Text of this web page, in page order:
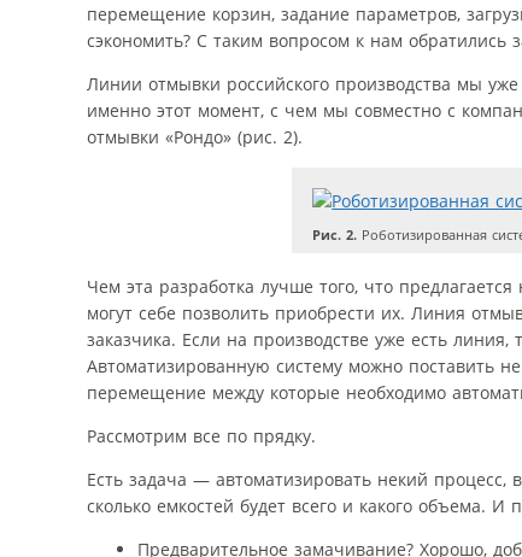
перемещение корзин, задание параметров,
сэкономить? С таким вопросом к нам обратились
Линии отмывки российского производства мы
именно этот момент, с чем мы совместно с
отмывки «Рондо» (рис. 2).
Рис. 2. Роботизированная
Чем эта разработка лучше того, что
могут себе позволить приобрести их. Линия
заказчика. Если на производстве уже есть
Автоматизированную систему можно поставить
перемещение между которые необходимо
Рассмотрим все по прядку.
Есть задача — автоматизировать некий процесс,
сколько емкостей будет всего и какого объема.
Предварительное замачивание? Хорошо,